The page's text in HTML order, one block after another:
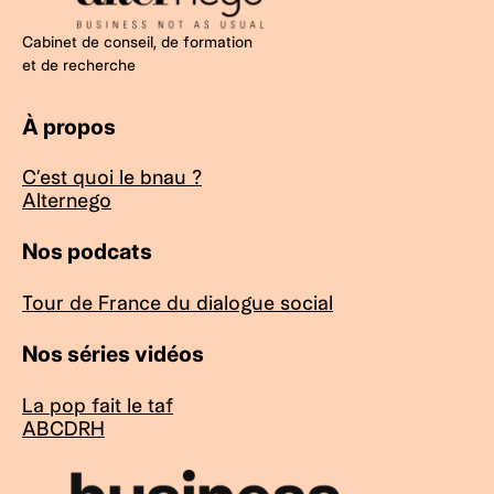
Cabinet de conseil, de formation
et de recherche
À propos
C’est quoi le bnau ?
Alternego
Nos podcats
Tour de France du dialogue social
Nos séries vidéos
La pop fait le taf
ABCDRH